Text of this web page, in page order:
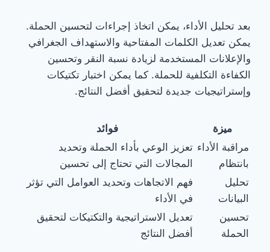
بعد تحليل الأداء، يمكن اتخاذ إجراءات لتحسين الحملة.
يمكن تعديل الكلمات المفتاحية والاستهداف الجغرافي
والإعلانات المستخدمة لزيادة نسبة النقر وتحسين
الكفاءة التكلفية للحملة. كما يمكن اختبار تكتيكات
وإستراتيجيات جديدة لتحقيق أفضل النتائج.
ميزة
فوائد
مراقبة الأداء
بانتظام
تعزيز الوعي بأداء الحملة وتحديد
المجالات التي تحتاج إلى تحسين
تحليل
البيانات
فهم الاتجاهات وتحديد العوامل التي تؤثر
في الأداء
تحسين
الحملة
تعديل الاستراتيجية والتكتيكات لتحقيق
أفضل النتائج